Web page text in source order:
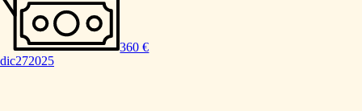
360 €
dic272025